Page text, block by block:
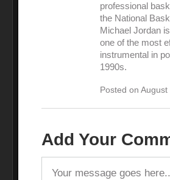
professional
the National
Michael Jordan
one of the most
instrumental in
1990s.
Posted on
Add Your